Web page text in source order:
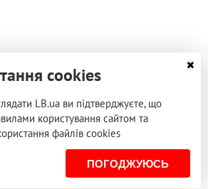
cookies
LB.ua ви підтверджуєте, що
користування сайтом та
файлів cookies
ПОГОДЖУЮСЬ